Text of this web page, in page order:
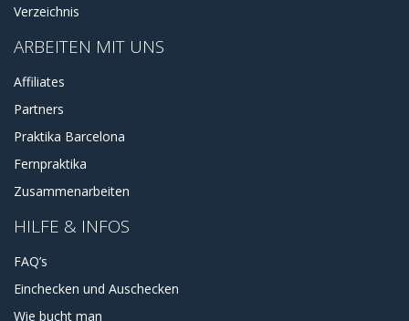
Verzeichnis
ARBEITEN MIT UNS
Affiliates
Partners
Praktika Barcelona
Fernpraktika
Zusammenarbeiten
HILFE & INFOS
FAQ’s
Einchecken und Auschecken
Wie bucht man